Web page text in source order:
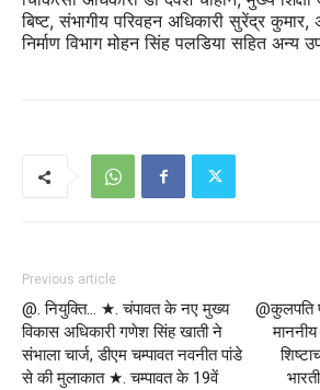
बिष्ट, संभागीय परिवहन अधिकारी सुरेंद्र
निर्माण विभाग मोहन सिंह पलडिया सहित अन्य
Previous article
@. नियुक्ति… ★. चंपावत के नए मुख्य
विकास अधिकारी गणेश सिंह खाती ने
संभाला चार्ज, डीएम चम्पावत नवनीत पांडे
से की मुलाकात ★. चम्पावत के 19वें
@कुलपति